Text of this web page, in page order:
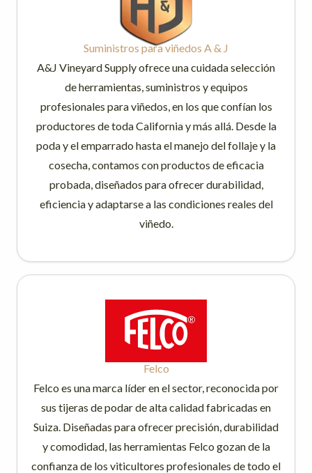
Suministros para viñedos A & J
A&J Vineyard Supply ofrece una cuidada selección
de herramientas, suministros y equipos
profesionales para viñedos, en los que confían los
productores de toda California y más allá. Desde la
poda y el emparrado hasta el manejo del follaje y la
cosecha, contamos con productos de eficacia
probada, diseñados para ofrecer durabilidad,
eficiencia y adaptarse a las condiciones reales del
viñedo.
Felco
Felco es una marca líder en el sector, reconocida por
sus tijeras de podar de alta calidad fabricadas en
Suiza. Diseñadas para ofrecer precisión, durabilidad
y comodidad, las herramientas Felco gozan de la
confianza de los viticultores profesionales de todo el